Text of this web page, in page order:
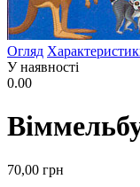
Огляд
У наявності
0.00
70,00 грн